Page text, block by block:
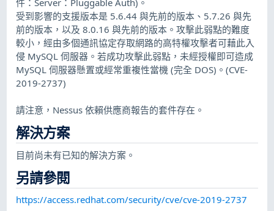
受到影響的支援版本是 5.6.44 與先前的版本、5.7.26 與先
前的版本，以及 8.0.16 與先前的版本。攻擊此弱點的難度
較小，經由多個通訊協定存取網路的高特權攻擊者可藉此入
侵 MySQL 伺服器。若成功攻擊此弱點，未經授權即可造成
MySQL 伺服器懸置或經常重複性當機 (完全 DOS)。(CVE-
2019-2737)
請注意，Nessus 依賴供應商報告的套件存在。
解決方案
目前尚未有已知的解決方案。
另請參閱
https://access.redhat.com/security/cve/cve-2019-2737